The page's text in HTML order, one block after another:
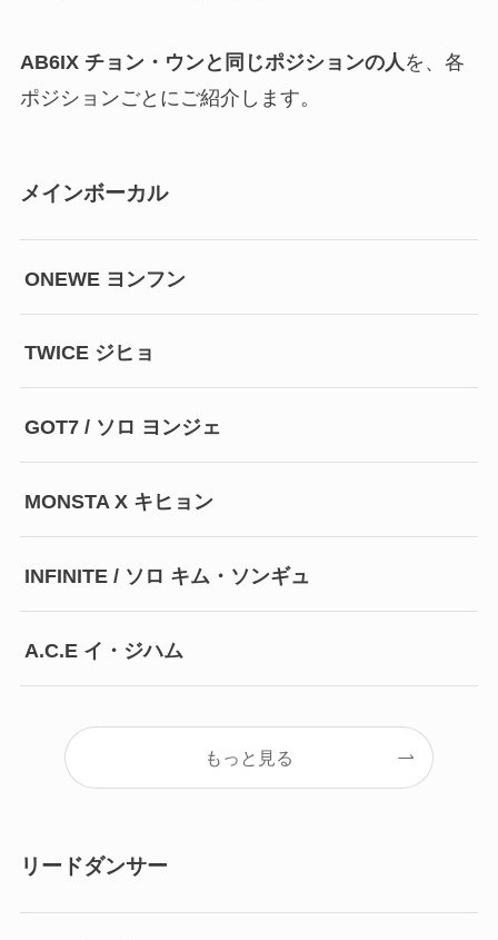
AB6IX チョン・ウンと同じポジションの人を、各
ポジションごとにご紹介します。
メインボーカル
ONEWE ヨンフン
TWICE ジヒョ
GOT7 / ソロ ヨンジェ
MONSTA X キヒョン
INFINITE / ソロ キム・ソンギュ
A.C.E イ・ジハム
もっと見る
リードダンサー